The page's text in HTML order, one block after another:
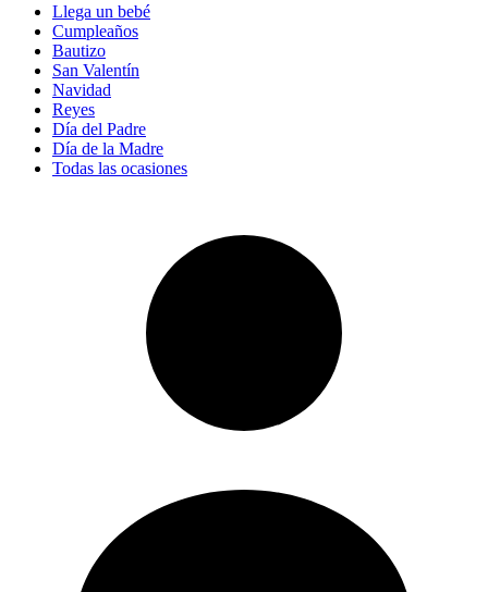
Llega un bebé
Cumpleaños
Bautizo
San Valentín
Navidad
Reyes
Día del Padre
Día de la Madre
Todas las ocasiones